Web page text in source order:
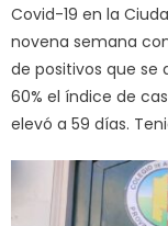
Covid-19 en la
novena semana
de positivos que se
60% el índice de
elevó a 59 días.